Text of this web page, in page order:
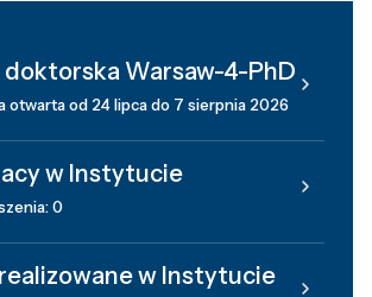
doktorska Warsaw-4-PhD
otwarta od 24 lipca do 7 sierpnia 2026
w Instytucie
0
w Instytucie